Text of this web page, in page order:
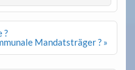
?
Mandatsträger ? »